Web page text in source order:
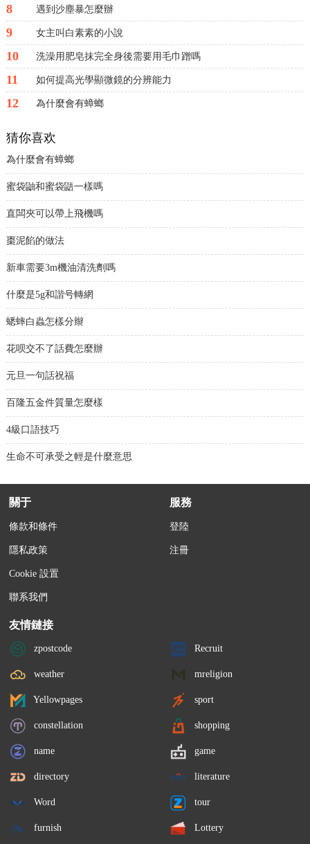
8 遇到沙塵暴怎麼辦
9 女主叫白素素的小說
10 洗澡用肥皂抹完全身後需要用毛巾蹭嗎
11 如何提高光學顯微鏡的分辨能力
12 為什麼會有蟑螂
猜你喜欢
為什麼會有蟑螂
蜜袋鼬和蜜袋鼯一樣嗎
直闆夾可以帶上飛機嗎
棗泥餡的做法
新車需要3m機油清洗劑嗎
什麼是5g和諧号轉網
蟋蟀白蟲怎樣分辮
花呗交不了話費怎麼辦
元旦一句話祝福
百隆五金件質量怎麼樣
4級口語技巧
生命不可承受之輕是什麼意思
關于
條款和條件
隱私政策
Cookie 設置
聯系我們
服務
登陸
注冊
友情鏈接
zpostcode Recruit
weather mreligion
Yellowpages sport
constellation shopping
name game
directory literature
Word tour
furnish Lottery